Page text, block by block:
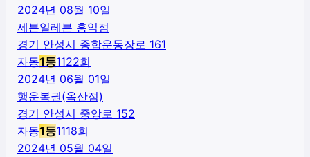
2024년 08월 10일
세븐일레븐 홍익점
경기 안성시 종합운동장로 161
자동1등1122회
2024년 06월 01일
행운복권(옥산점)
경기 안성시 중앙로 152
자동1등1118회
2024년 05월 04일